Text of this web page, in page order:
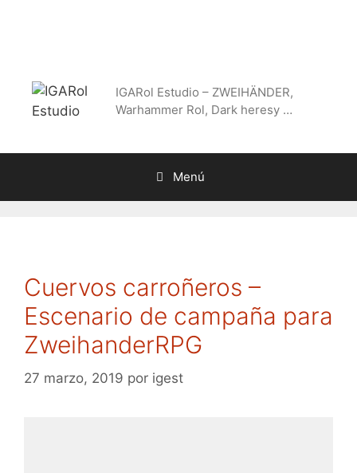
IGARol Estudio – ZWEIHÄNDER,
Warhammer Rol, Dark heresy …
Menú
Cuervos carroñeros –
Escenario de campaña para
ZweihanderRPG
27 marzo, 2019 por igest